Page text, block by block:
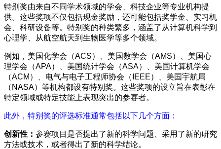
特别奖由来自不同学术领域的学会、科技企业等专业机构提
供。这些奖项不仅包括现金奖励，还可能包括奖学金、实习机
会、科研设备等。特别奖的种类繁多，涵盖了从计算机科学到
心理学、从航空航天到生物医学等多个领域。
例如，美国化学会（ACS）、美国数学会（AMS）、美国心
理学会（APA）、美国统计学会（ASA）、美国计算机学会
（ACM）、电气与电子工程师协会（IEEE）、美国宇航局
（NASA）等机构都设有特别奖。这些奖项的设立旨在表彰在
特定领域或特定技能上表现突出的参赛者。
此外，特别奖的评选标准通常包括以下几个方面：
创新性： 参赛项目是否提出了新的科学问题、采用了新的研究
方法或技术，或者得出了新的科学结论。